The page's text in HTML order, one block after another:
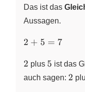
Das ist das
Aussagen.
2
5
=
2 + 5 = 7
2
2 plus 5
5 ist das
auch sagen: 2
2